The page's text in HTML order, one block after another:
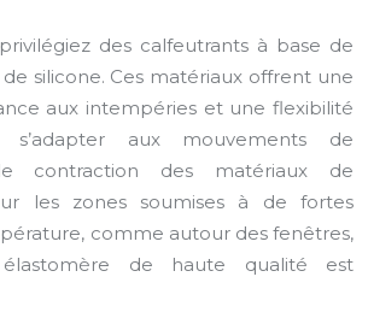
des calfeutrants à base de
silicone. Ces matériaux offrent une
aux intempéries et une flexibilité
aux mouvements de
contraction des matériaux de
les zones soumises à de fortes
comme autour des fenêtres,
de haute qualité est